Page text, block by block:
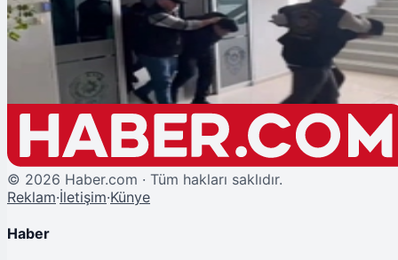
Polis Olduklarını Söyleyip Binlerce Lira Gasbettiler!
© 2026 Haber.com · Tüm hakları saklıdır.
Reklam·İletişim·Künye
Haber